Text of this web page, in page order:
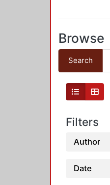
Browse
Search
Filters
Author
Date